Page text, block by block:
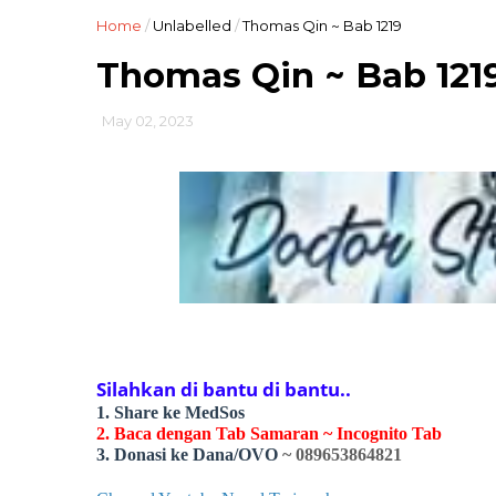
Home /Unlabelled /Thomas Qin ~ Bab 1219
Thomas Qin ~ Bab
May 02, 2023
Silahkan di bantu di bantu..
1. Share ke MedSos
2. Baca dengan Tab Samaran ~ Incognito Tab
3. Donasi ke Dana/OVO ~ 089653864821